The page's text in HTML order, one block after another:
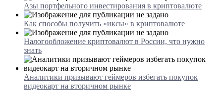
Азы портфельного инвестирования в криптовалюте
Как способы получить «иксы» в криптовалюте
Налогообложение криптовалют в России, что нужно
знать
Аналитики призывают геймеров избегать покупок
видеокарт на вторичном рынке